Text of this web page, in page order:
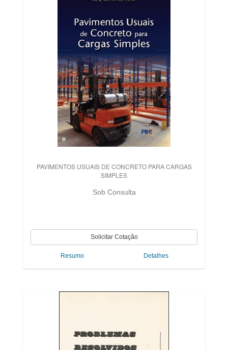
PAVIMENTOS USUAIS DE CONCRETO PARA CARGAS
SIMPLES
Sob Consulta
Resumo Detalhes